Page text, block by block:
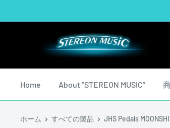
ン
Home About ”STEREON MUSIC”
ホーム すべての製品 JHS Pedals